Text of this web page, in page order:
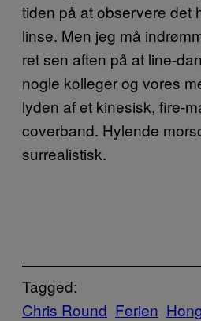
tiden på at observere det
linse. Men jeg må
ret sen aften på at line-
nogle kolleger og vores
lyden af et kinesisk, fire-
coverband. Hylende
surrealistisk.
Tagged:
Chris Round Ferien